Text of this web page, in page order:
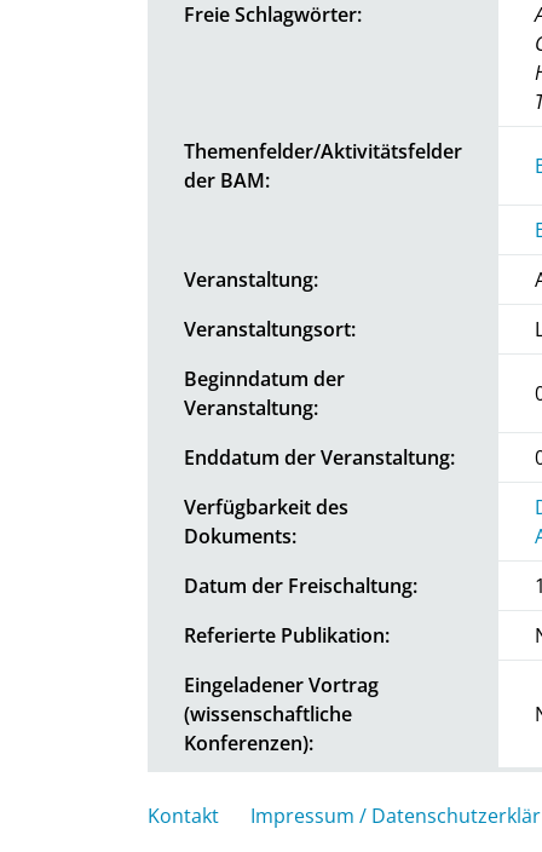
Freie Schlagwörter:
Themenfelder/Aktivitätsfelder
der BAM:
Veranstaltung:
Veranstaltungsort:
Beginndatum der
Veranstaltung:
Enddatum der Veranstaltung:
Verfügbarkeit des
Dokuments:
Datum der Freischaltung:
Referierte Publikation:
Eingeladener Vortrag
(wissenschaftliche
Konferenzen):
Kontakt Impressum /